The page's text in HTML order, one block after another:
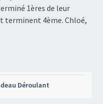
1ères de leur
terminent 4ème. Chloé,
Déroulant